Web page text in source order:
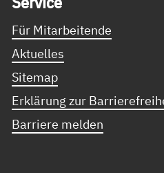
Für Mitarbeitende
Aktuelles
Sitemap
Erklärung zur
Barriere melden